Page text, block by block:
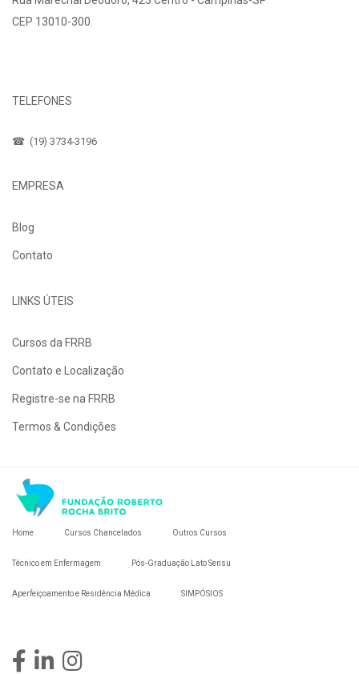
CEP 13010-300.
TELEFONES
☎ (19) 3734-3196
EMPRESA
Blog
Contato
LINKS ÚTEIS
Cursos da FRRB
Contato e Localização
Registre-se na FRRB
Termos & Condições
Home Cursos Chancelados Outros Cursos
Técnico em Enfermagem Pós-Graduação Lato Sensu
Aperfeiçoamento e Residência Médica SIMPÓSIOS